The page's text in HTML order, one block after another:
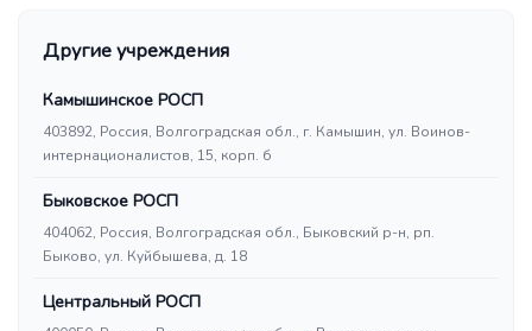
Другие учреждения
Камышинское РОСП
403892, Россия, Волгоградская обл., г. Камышин, ул. Воинов-
интернационалистов, 15, корп. б
Быковское РОСП
404062, Россия, Волгоградская обл., Быковский р-н, рп.
Быково, ул. Куйбышева, д. 18
Центральный РОСП